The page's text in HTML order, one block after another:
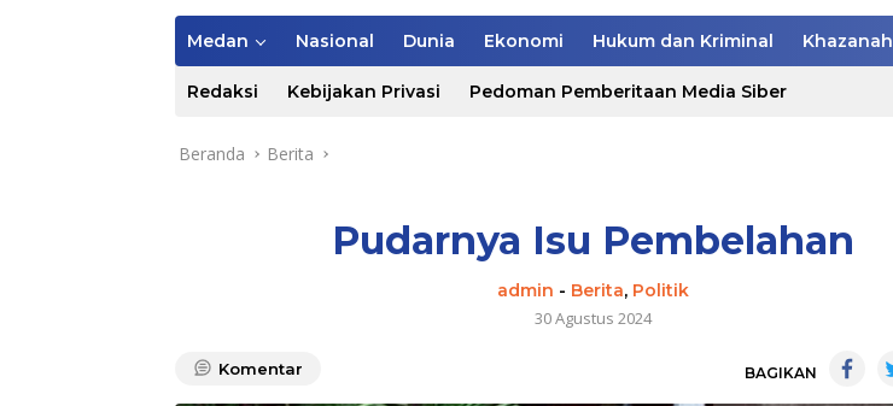
Medan Nasional Dunia Ekonomi Hukum dan Kriminal Khazanah
Redaksi Kebijakan Privasi Pedoman Pemberitaan Media Siber
Beranda Berita
Pudarnya Isu Pembelahan
admin - Berita, Politik
30 Agustus 2024
Komentar BAGIKAN